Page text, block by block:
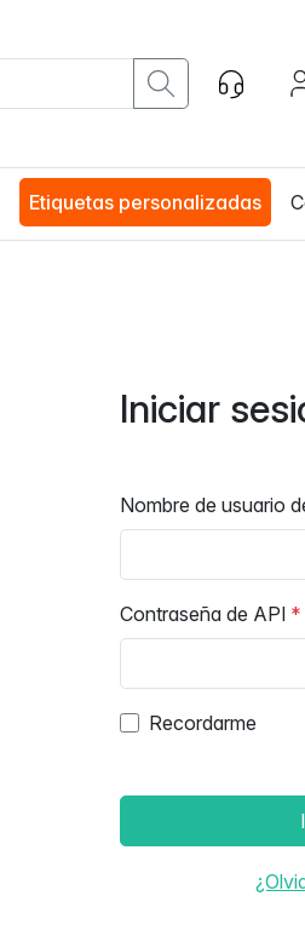
Etiquetas personalizadas
Iniciar
Nombre de usuario
Contraseña de API
Recordarme